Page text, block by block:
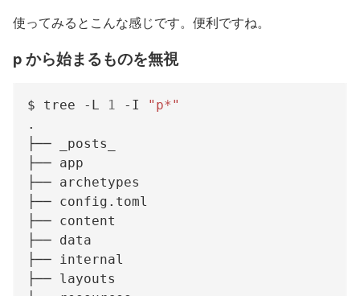
使ってみるとこんな感じです。便利ですね。
p から始まるものを無視
$ tree -L 1 -I
"p*"